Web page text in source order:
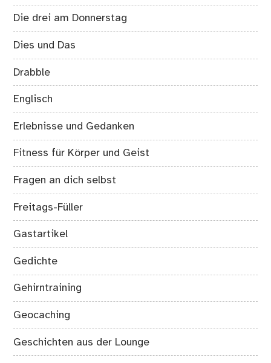
Die drei am Donnerstag
Dies und Das
Drabble
Englisch
Erlebnisse und Gedanken
Fitness für Körper und Geist
Fragen an dich selbst
Freitags-Füller
Gastartikel
Gedichte
Gehirntraining
Geocaching
Geschichten aus der Lounge